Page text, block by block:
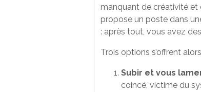
manquant de créativité et
propose un poste dans
: après tout, vous avez
Trois options s’offrent
Subir et vous
coincé, victime du